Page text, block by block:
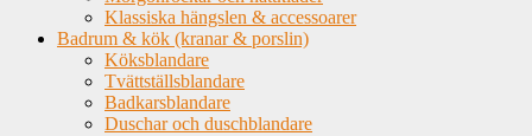
Klassiska hängslen & accessoarer
Badrum & kök (kranar & porslin)
Köksblandare
Tvättställsblandare
Badkarsblandare
Duschar och duschblandare